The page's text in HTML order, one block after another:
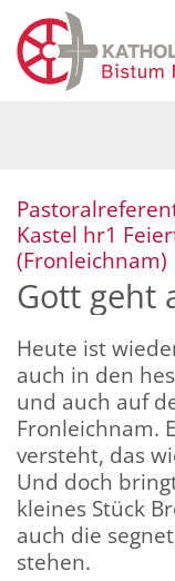
Zum Inhalt springen
Kastel hr1
(Fronleichnam)
Gott geht
Heute ist
auch in den
und auch auf
Fronleichnam.
versteht, das
Und doch
kleines Stück
auch die
stehen.